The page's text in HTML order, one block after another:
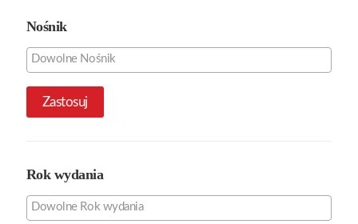
Nośnik
Zastosuj
Rok wydania